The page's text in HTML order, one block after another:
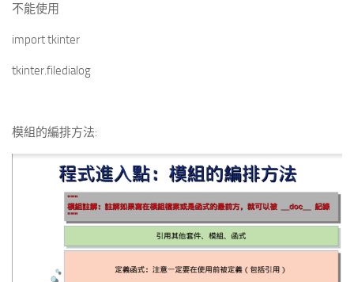
不能使用
import tkinter
tkinter.filedialog
模組的編排方法: